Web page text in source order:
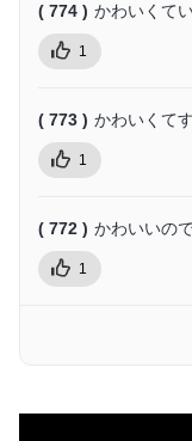
( 774 ) かわいくて
1
( 773 ) かわいくて
1
( 772 ) かわいいの
1